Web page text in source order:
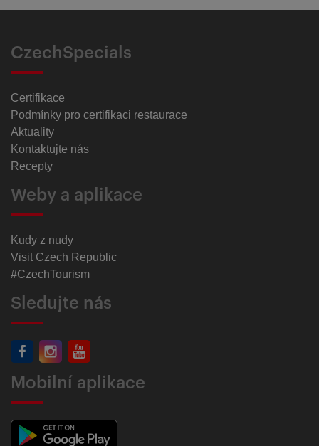
CzechSpecials
Certifikace
Podmínky pro certifikaci restaurace
Aktuality
Kontaktujte nás
Recepty
Weby a aplikace
Kudy z nudy
Visit Czech Republic
#CzechTourism
Sledujte nás
Mobilní aplikace